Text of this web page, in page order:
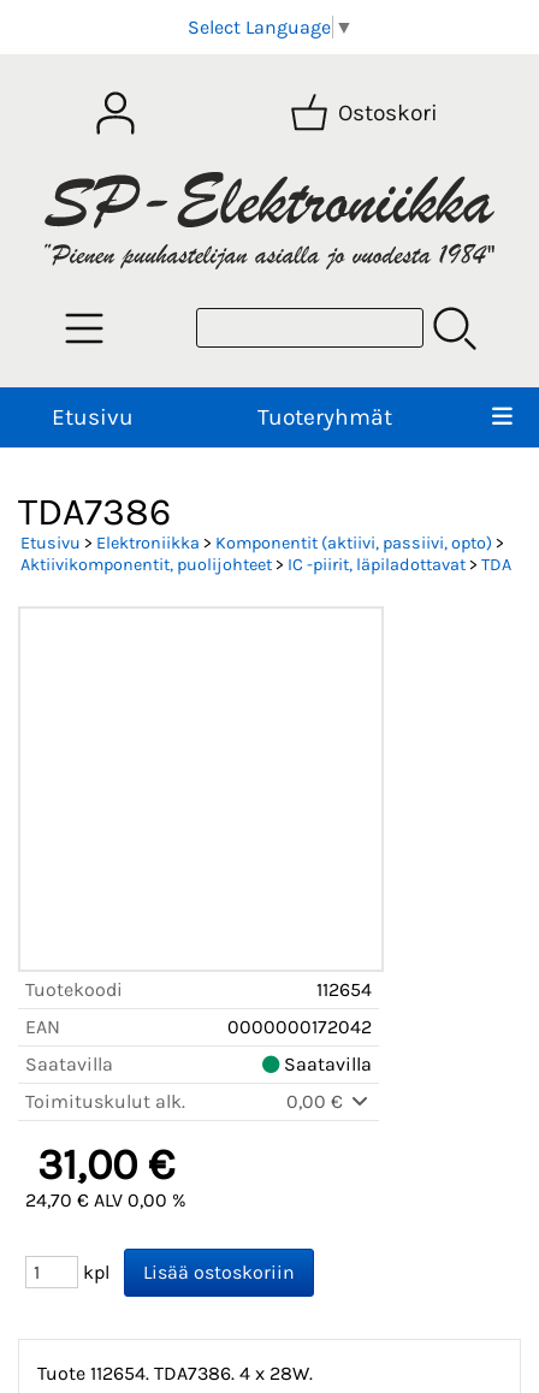
Select Language ▼
Ostoskori
Etusivu Tuoteryhmät
TDA7386
Etusivu > Elektroniikka > Komponentit (aktiivi, passiivi, opto) >
Aktiivikomponentit, puolijohteet> IC -piirit, läpiladottavat> TDA
Tuotekoodi
112654
EAN
0000000172042
Saatavilla
Saatavilla
Toimituskulut alk.
0,00 €
31,00 €
24,70 € ALV 0,00 %
kpl
Tuote 112654. TDA7386. 4 x 28W.